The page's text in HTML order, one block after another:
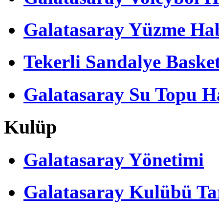
Galatasaray Yüzme
Tekerli Sandalye
Galatasaray Su Topu
Kulüp
Galatasaray Yönetimi
Galatasaray Kulübü